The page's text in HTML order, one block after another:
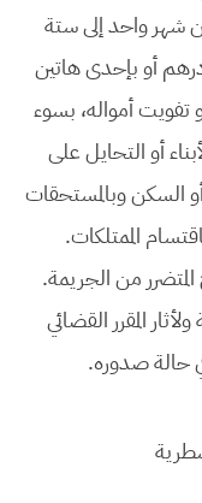
من شهر واحد إلى ستة
وغرامة من 2.000 إلى 10.000 درهم أو بإحدى هاتين
تفويت أمواله، بسوء
أو التحايل على
السكن وبالمستحقات
الممتلكات.
المتضرر من الجريمة.
المقرر القضائي
حالة صدوره.